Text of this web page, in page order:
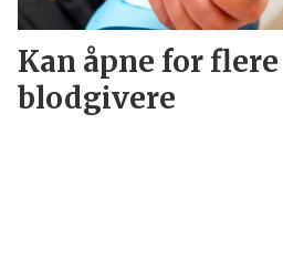
Kan åpne for flere
blodgivere